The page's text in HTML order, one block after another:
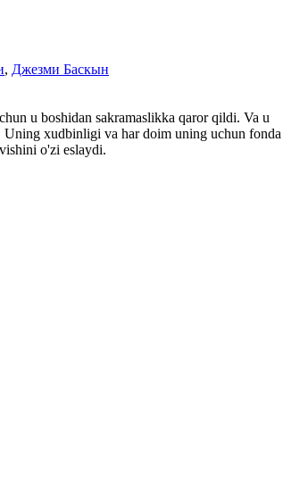
, Джезми Баскын
u boshidan sakramaslikka qaror qildi. Va u
xudbinligi va har doim uning uchun fonda
o'zi eslaydi.